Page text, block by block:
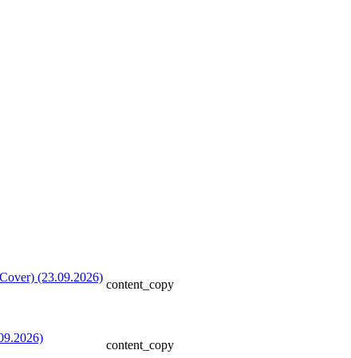
content_copy
content_copy